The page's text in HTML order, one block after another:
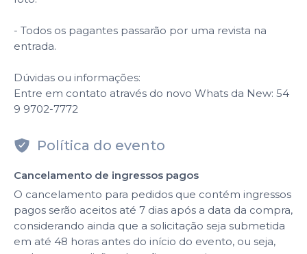
- Todos os pagantes passarão por uma revista na
entrada.
Dúvidas ou informações:
Entre em contato através do novo Whats da New: 54
9 9702-7772
Política do evento
Cancelamento de ingressos pagos
O cancelamento para pedidos que contém ingressos
pagos serão aceitos até 7 dias após a data da compra,
considerando ainda que a solicitação seja submetida
em até 48 horas antes do início do evento, ou seja,